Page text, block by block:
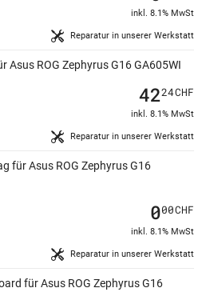
Reparatur in unserer Werkstatt
inkl. 8.1% MwSt
Asus ROG Zephyrus G16 GA605WI
Reparatur in unserer Werkstatt
4224CHF
inkl. 8.1% MwSt
für Asus ROG Zephyrus G16
Reparatur in unserer Werkstatt
000CHF
inkl. 8.1% MwSt
für Asus ROG Zephyrus G16